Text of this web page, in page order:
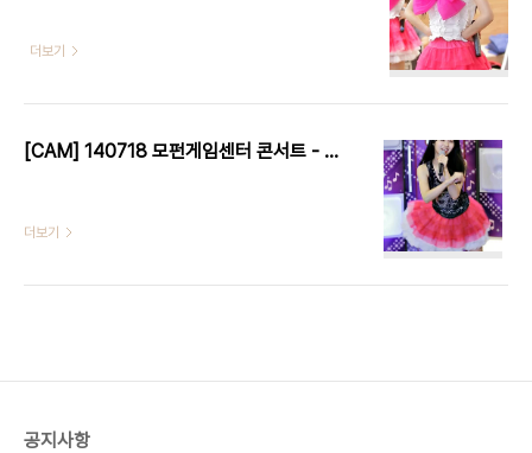
더보기
[CAM] 140718 모펀게임센터 콘서트 - 프리츠 by W
더보기
공지사항